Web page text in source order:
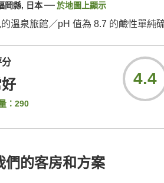
岡縣, 日本 於地圖上顯示
溫泉旅館／pH 值為 8.7 的鹼性單純
分
： 290
4.4
們的客房和方案